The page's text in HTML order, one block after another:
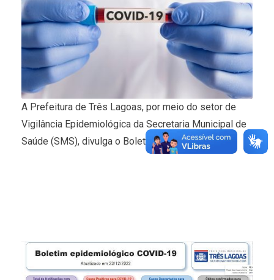
A Prefeitura de Três Lagoas, por meio do setor de
Vigilância Epidemiológica da Secretaria Municipal de
Saúde (SMS), divulga o Boletim Covid-19.